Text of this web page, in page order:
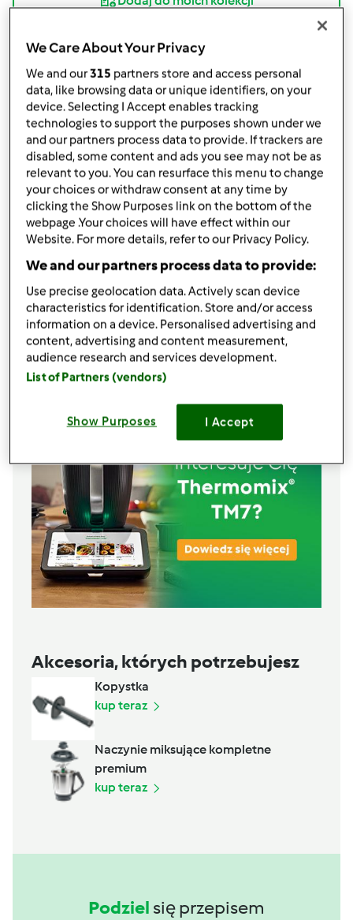
Stwórz wariant
Składniki
Zupa
2ząbki czosnku
sok z połowy cytryny
300ml bulionu warzywnego
sól, pieprz, chili
200ml mleczka kokosowego na kleksiki
2cebule
500gburaczki podłuzne
Lista zakupów
Akcesoria, których potrzebujesz
Kopystka
kup teraz
Naczynie miksujące kompletne
premium
kup teraz
Podziel się przepisem
We Care About Your Privacy
We and our315 partners store and access personal
data, like browsing data or unique identifiers, on your
device. Selecting I Accept enables tracking
technologies to support the purposes shown under we
and our partners process data to provide. If trackers are
disabled, some content and ads you see may not be as
relevant to you. You can resurface this menu to change
your choices or withdraw consent at any time by
clicking the Show Purposes link on the bottom of the
webpage .Your choices will have effect within our
Website. For more details, refer to our Privacy Policy.
We and our partners process data to provide:
Use precise geolocation data. Actively scan device
characteristics for identification. Store and/or access
information on a device. Personalised advertising and
content, advertising and content measurement,
audience research and services development.
List of Partners (vendors)
Show Purposes I Accept